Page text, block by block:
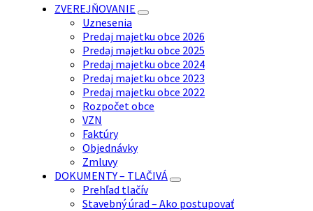
ZVEREJŇOVANIE
Uznesenia
Predaj majetku obce 2026
Predaj majetku obce 2025
Predaj majetku obce 2024
Predaj majetku obce 2023
Predaj majetku obce 2022
Rozpočet obce
VZN
Faktúry
Objednávky
Zmluvy
DOKUMENTY – TLAČIVÁ
Prehľad tlačív
Stavebný úrad – Ako postupovať